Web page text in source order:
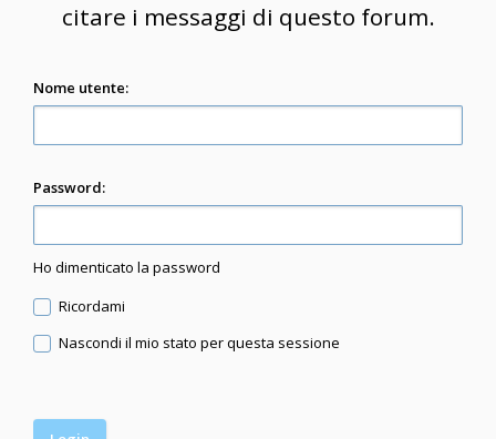
citare i messaggi di questo forum.
Nome utente:
Password:
Ho dimenticato la password
Ricordami
Nascondi il mio stato per questa sessione